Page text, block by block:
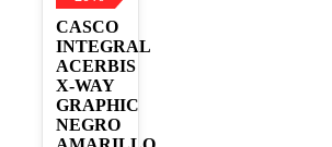
CASCO
INTEGRAL
ACERBIS
X-WAY
GRAPHIC
NEGRO
página
de
producto